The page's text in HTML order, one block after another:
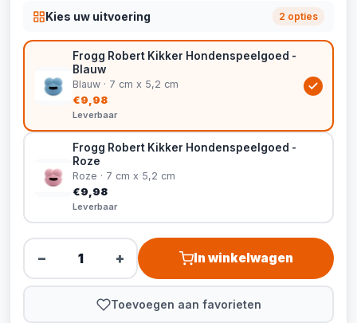
Kies uw uitvoering 2 opties
Frogg Robert Kikker Hondenspeelgoed -
Blauw
Blauw · 7 cm x 5,2 cm
€9,98
Leverbaar
Frogg Robert Kikker Hondenspeelgoed -
Roze
Roze · 7 cm x 5,2 cm
€9,98
Leverbaar
− + In winkelwagen
Toevoegen aan favorieten